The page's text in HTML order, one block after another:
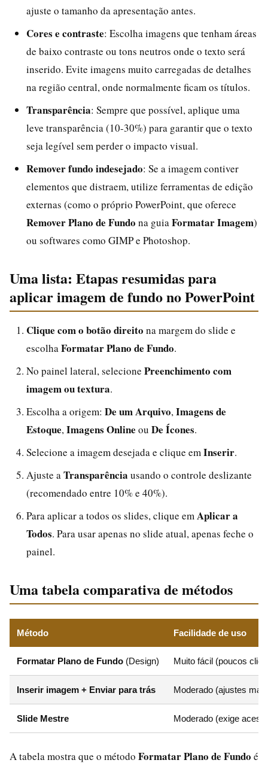
ajuste o tamanho da apresentação antes.
Cores e contraste: Escolha imagens que tenham áreas
de baixo contraste ou tons neutros onde o texto será
inserido. Evite imagens muito carregadas de detalhes
na região central, onde normalmente ficam os títulos.
Transparência: Sempre que possível, aplique uma
leve transparência (10-30%) para garantir que o texto
seja legível sem perder o impacto visual.
Remover fundo indesejado: Se a imagem contiver
elementos que distraem, utilize ferramentas de edição
externas (como o próprio PowerPoint, que oferece
Remover Plano de Fundo na guia Formatar Imagem)
ou softwares como GIMP e Photoshop.
Uma lista: Etapas resumidas para
aplicar imagem de fundo no PowerPoint
Clique com o botão direito na margem do slide e
escolha Formatar Plano de Fundo.
No painel lateral, selecione Preenchimento com
imagem ou textura.
Escolha a origem: De um Arquivo, Imagens de
Estoque, Imagens Online ou De Ícones.
Selecione a imagem desejada e clique em Inserir.
Ajuste a Transparência usando o controle deslizante
(recomendado entre 10% e 40%).
Para aplicar a todos os slides, clique em Aplicar a
Todos. Para usar apenas no slide atual, apenas feche o
painel.
Uma tabela comparativa de métodos
Método Facilidade de uso
Formatar Plano de Fundo (Design) Muito fácil (poucos
Inserir imagem + Enviar para trás Moderado (ajustes
Slide Mestre Moderado (exige
A tabela mostra que o método Formatar Plano de Fundo é